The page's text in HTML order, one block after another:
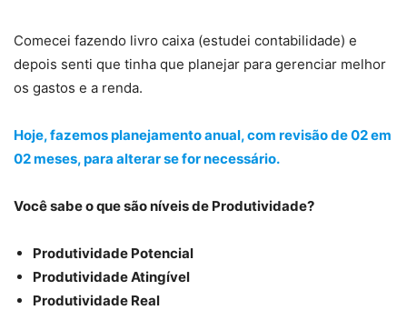
Comecei fazendo livro caixa (estudei contabilidade) e
depois senti que tinha que planejar para gerenciar melhor
os gastos e a renda.
Hoje, fazemos planejamento anual, com revisão de 02 em
02 meses, para alterar se for necessário.
Você sabe o que são níveis de Produtividade?
Produtividade Potencial
Produtividade Atingível
Produtividade Real